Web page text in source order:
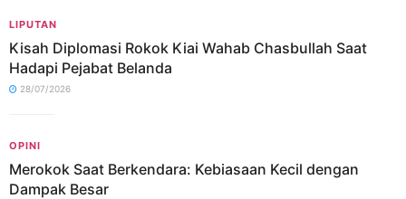
LIPUTAN
Kisah Diplomasi Rokok Kiai Wahab Chasbullah Saat
Hadapi Pejabat Belanda
28/07/2026
OPINI
Merokok Saat Berkendara: Kebiasaan Kecil dengan
Dampak Besar